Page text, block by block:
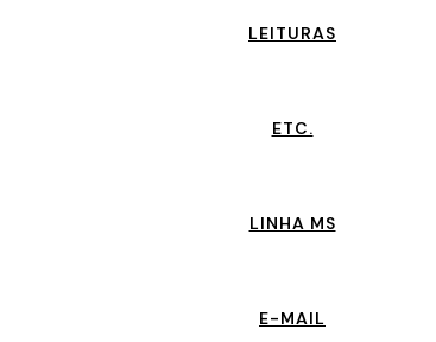
LEITURAS
ETC.
LINHA MS
E-MAIL